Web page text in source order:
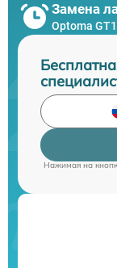
Замена
Optoma
Нажимая на